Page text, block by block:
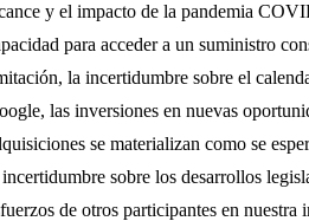
y el impacto de la pandemia
para acceder a un suministro
la incertidumbre sobre el
las inversiones en nuevas
se materializan como se
sobre los desarrollos
de otros participantes en